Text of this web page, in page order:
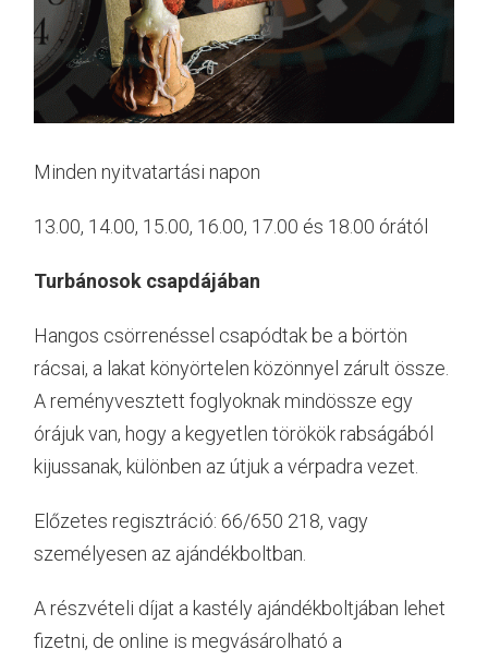
Minden nyitvatartási napon
13.00, 14.00, 15.00, 16.00, 17.00 és 18.00 órától
Turbánosok csapdájában
Hangos csörrenéssel csapódtak be a börtön
rácsai, a lakat könyörtelen közönnyel zárult össze.
A reményvesztett foglyoknak mindössze egy
órájuk van, hogy a kegyetlen törökök rabságából
kijussanak, különben az útjuk a vérpadra vezet.
Előzetes regisztráció: 66/650 218, vagy
személyesen az ajándékboltban.
A részvételi díjat a kastély ajándékboltjában lehet
fizetni, de online is megvásárolható a